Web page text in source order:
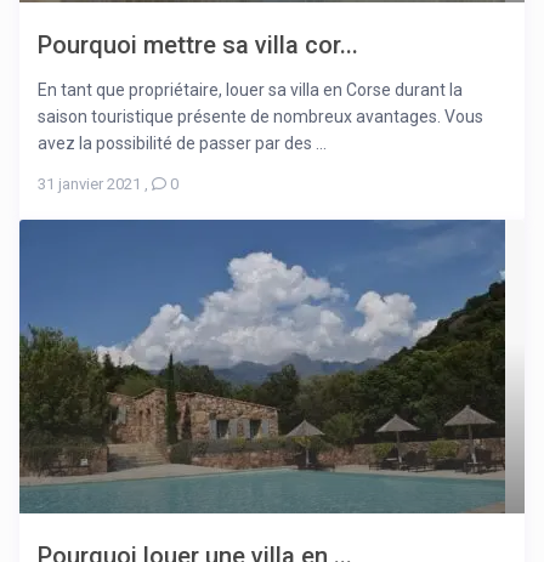
Pourquoi mettre sa villa cor...
En tant que propriétaire, louer sa villa en Corse durant la
saison touristique présente de nombreux avantages. Vous
avez la possibilité de passer par des ...
31 janvier 2021 , 0
Pourquoi louer une villa en ...